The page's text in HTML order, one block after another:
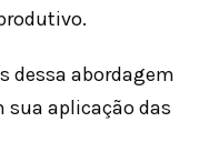
dessa abordagem
sua aplicação das